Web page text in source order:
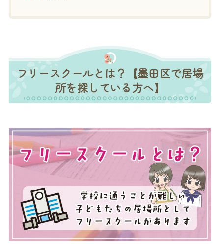
フリースクールとは？【墨田区で居場
所を探している方へ】